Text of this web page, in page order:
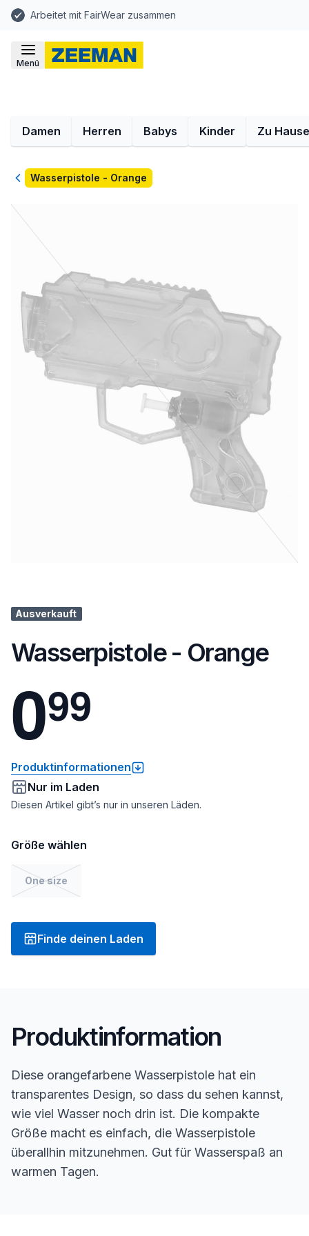
Arbeitet mit FairWear zusammen
Menü
Damen Herren Babys Kinder Zu Hause
ZurückWasserpistole - Orange
Ausverkauft
Wasserpistole - Orange
099
Produktinformationen
Nur im Laden
Diesen Artikel gibt’s nur in unseren Läden.
Größe wählen
One size
Finde deinen Laden
Produktinformation
Diese orangefarbene Wasserpistole hat ein
transparentes Design, so dass du sehen kannst,
wie viel Wasser noch drin ist. Die kompakte
Größe macht es einfach, die Wasserpistole
überallhin mitzunehmen. Gut für Wasserspaß an
warmen Tagen.